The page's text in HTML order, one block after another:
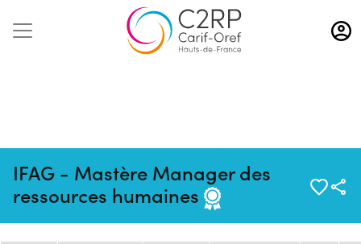
Aller
au
contenu
IFAG - Mastère Manager des
ressources humaines
29/01/2024
1633210
COMPETENCES PRO
Session de formation